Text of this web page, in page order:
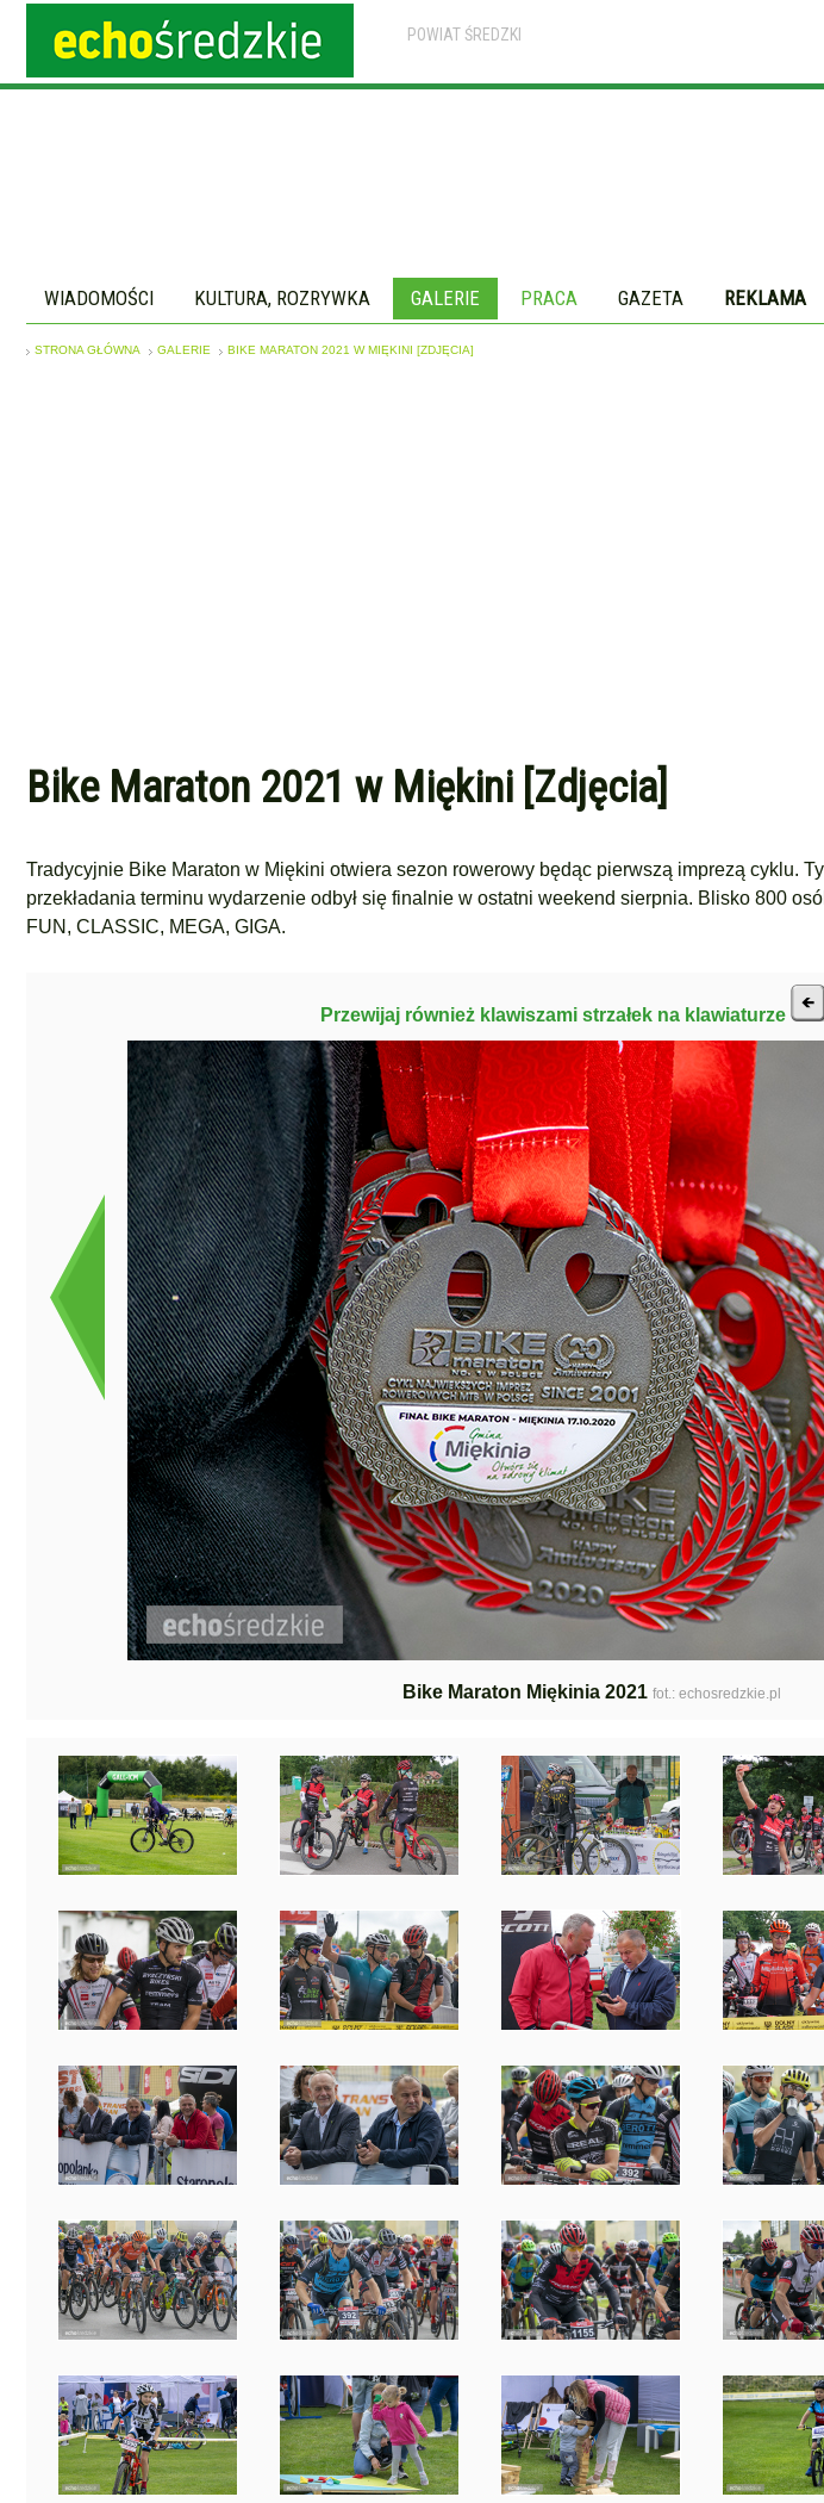
POWIAT ŚREDZKI
WIADOMOŚCI KULTURA, ROZRYWKA GALERIE PRACA GAZETA REKLAMA
STRONA GŁÓWNA GALERIE BIKE MARATON 2021 W MIĘKINI [ZDJĘCIA]
Bike Maraton 2021 w Miękini [Zdjęcia]
Tradycyjnie Bike Maraton w Miękini otwiera sezon rowerowy będąc pierwszą imprezą cyklu.
przekładania terminu wydarzenie odbył się finalnie w ostatni weekend sierpnia. Blisko 800
FUN, CLASSIC, MEGA, GIGA.
Przewijaj również klawiszami strzałek na klawiaturze
Bike Maraton Miękinia 2021 fot.: echosredzkie.pl